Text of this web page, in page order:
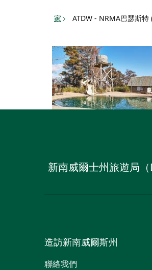
navigation
家 ATDW - NRMA巴瑟斯
新南威爾士州旅遊局
造訪新南威爾斯州
聯絡我們